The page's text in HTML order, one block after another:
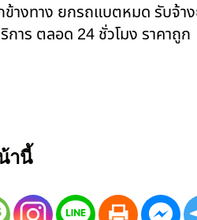
างทาง ยกรถแบตหมด รับจ้
าร ตลอด 24 ชั่วโมง ราคาถูก
านี้